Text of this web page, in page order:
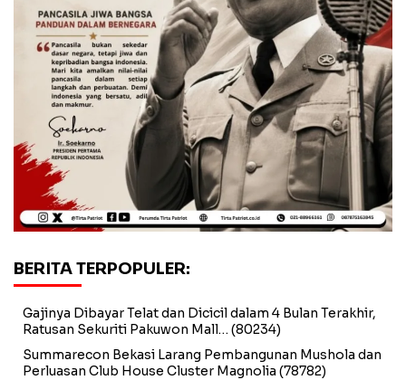
BERITA TERPOPULER:
Gajinya Dibayar Telat dan Dicicil dalam 4 Bulan Terakhir,
Ratusan Sekuriti Pakuwon Mall… (80234)
Summarecon Bekasi Larang Pembangunan Mushola dan
Perluasan Club House Cluster Magnolia (78782)